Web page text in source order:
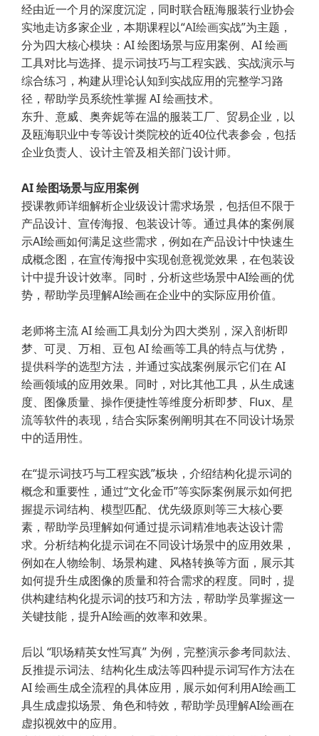
经由近一个月的深度沉淀，同时联合瓯海服装行业协会
实地走访多家企业，本期课程以“AI绘画实战”为主题，
分为四大核心模块：AI 绘图场景与应用案例、AI 绘画
工具对比与选择、提示词技巧与工程实践、实战演示与
综合练习，构建从理论认知到实战应用的完整学习路
径，帮助学员系统性掌握 AI 绘画技术。
东升、意威、奥奔妮等在温的服装工厂、贸易企业，以
及瓯海职业中专等设计类院校的近40位代表参会，包括
企业负责人、设计主管及相关部门设计师。
AI 绘图场景与应用案例
授课教师详细解析企业级设计需求场景，包括但不限于
产品设计、宣传海报、包装设计等。通过具体的案例展
示AI绘画如何满足这些需求，例如在产品设计中快速生
成概念图，在宣传海报中实现创意视觉效果，在包装设
计中提升设计效率。同时，分析这些场景中AI绘画的优
势，帮助学员理解AI绘画在企业中的实际应用价值。
老师将主流 AI 绘画工具划分为四大类别，深入剖析即
梦、可灵、万相、豆包 AI 绘画等工具的特点与优势，
提供科学的选型方法，并通过实战案例展示它们在 AI
绘画领域的应用效果。同时，对比其他工具，从生成速
度、图像质量、操作便捷性等维度分析即梦、Flux、星
流等软件的表现，结合实际案例阐明其在不同设计场景
中的适用性。
在“提示词技巧与工程实践”板块，介绍结构化提示词的
概念和重要性，通过“文化金币”等实际案例展示如何把
握提示词结构、模型匹配、优先级原则等三大核心要
素，帮助学员理解如何通过提示词精准地表达设计需
求。分析结构化提示词在不同设计场景中的应用效果，
例如在人物绘制、场景构建、风格转换等方面，展示其
如何提升生成图像的质量和符合需求的程度。同时，提
供构建结构化提示词的技巧和方法，帮助学员掌握这一
关键技能，提升AI绘画的效率和效果。
后以 “职场精英女性写真” 为例，完整演示参考同款法、
反推提示词法、结构化生成法等四种提示词写作方法在
AI 绘画生成全流程的具体应用，展示如何利用AI绘画工
具生成虚拟场景、角色和特效，帮助学员理解AI绘画在
虚拟视效中的应用。